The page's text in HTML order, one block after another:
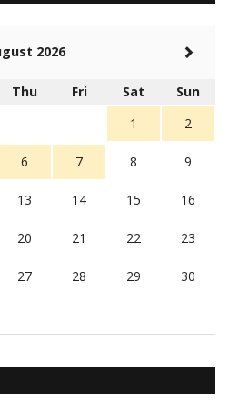
2026
Thu Fri Sat
Sun
1
2
6 7 8 9
13 14 15 16
20 21 22 23
27 28 29 30